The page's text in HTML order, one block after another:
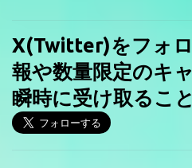
X(Twitter)をフォ
報や数量限定のキ
瞬時に受け取るこ